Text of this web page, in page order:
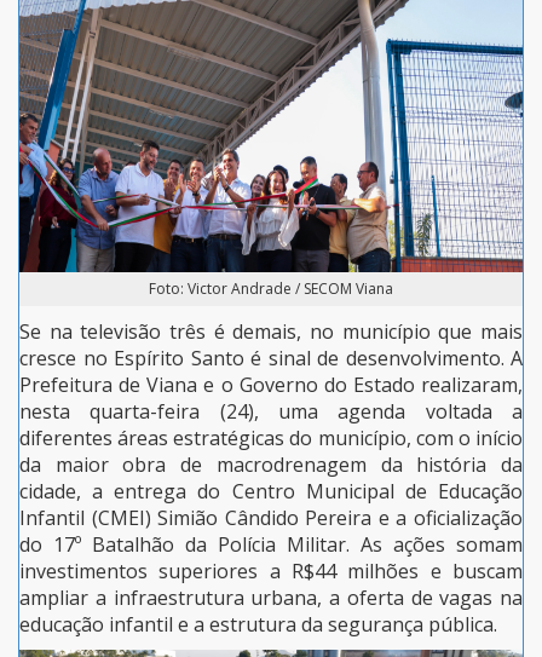
Foto: Victor Andrade / SECOM Viana
Se na televisão três é demais, no município que mais
cresce no Espírito Santo é sinal de desenvolvimento. A
Prefeitura de Viana e o Governo do Estado realizaram,
nesta quarta-feira (24), uma agenda voltada a
diferentes áreas estratégicas do município, com o início
da maior obra de macrodrenagem da história da
cidade, a entrega do Centro Municipal de Educação
Infantil (CMEI) Simião Cândido Pereira e a oficialização
do 17º Batalhão da Polícia Militar. As ações somam
investimentos superiores a R$44 milhões e buscam
ampliar a infraestrutura urbana, a oferta de vagas na
educação infantil e a estrutura da segurança pública.